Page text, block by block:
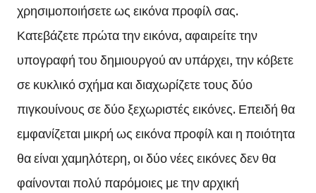
χρησιμοποιήσετε ως εικόνα προφίλ σας.
Κατεβάζετε πρώτα την εικόνα, αφαιρείτε την
υπογραφή του δημιουργού αν υπάρχει, την κόβετε
σε κυκλικό σχήμα και διαχωρίζετε τους δύο
πιγκουίνους σε δύο ξεχωριστές εικόνες. Επειδή θα
εμφανίζεται μικρή ως εικόνα προφίλ και η ποιότητα
θα είναι χαμηλότερη, οι δύο νέες εικόνες δεν θα
φαίνονται πολύ παρόμοιες με την αρχική